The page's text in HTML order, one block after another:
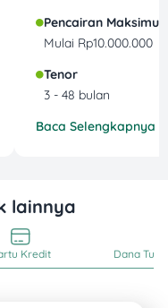
Pencairan
Mulai Rp10.000.000
Tenor
3 - 48 bulan
Baca Selengkapnya
lainnya
Kredit Dana